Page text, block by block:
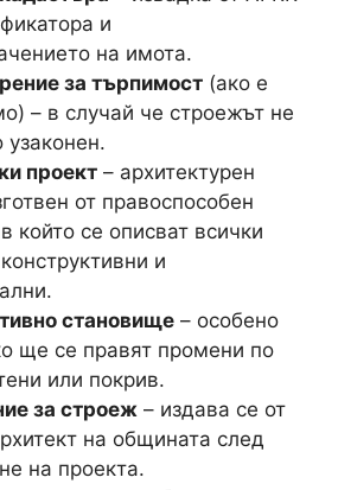
и
на имота.
за търпимост (ако е
– в случай че строежът не
узаконен.
проект – архитектурен
от правоспособен
който се описват всички
и
становище – особено
ще се правят промени по
или покрив.
за строеж – издава се от
на общината след
на проекта.